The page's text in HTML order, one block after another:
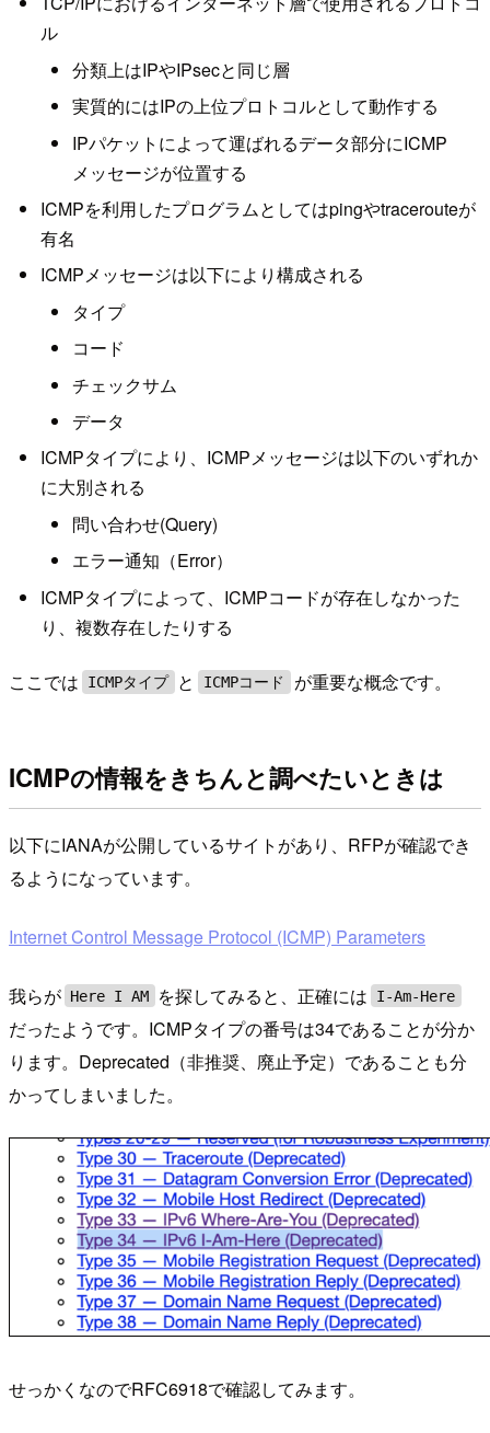
ル
分類上はIPやIPsecと同じ層
実質的にはIPの上位プロトコルとして動作する
IPパケットによって運ばれるデータ部分にICMP
メッセージが位置する
ICMPを利用したプログラムとしてはpingやtracerouteが
有名
ICMPメッセージは以下により構成される
タイプ
コード
チェックサム
データ
ICMPタイプにより、ICMPメッセージは以下のいずれか
に大別される
問い合わせ(Query)
エラー通知（Error）
ICMPタイプによって、ICMPコードが存在しなかった
り、複数存在したりする
ここでは ICMPタイプ と ICMPコード が重要な概念です。
ICMPの情報をきちんと調べたいときは
以下にIANAが公開しているサイトがあり、RFPが確認でき
るようになっています。
Internet Control Message Protocol (ICMP) Parameters
我らが Here I AM を探してみると、正確には I-Am-Here
だったようです。ICMPタイプの番号は34であることが分か
ります。Deprecated（非推奨、廃止予定）であることも分
かってしまいました。
せっかくなのでRFC6918で確認してみます。